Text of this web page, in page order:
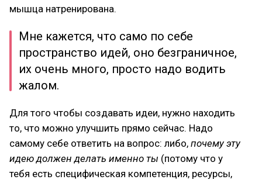
мышца натренирована.
Мне кажется, что само по себе
пространство идей, оно безграничное,
их очень много, просто надо водить
жалом.
Для того чтобы создавать идеи, нужно находить
то, что можно улучшить прямо сейчас. Надо
самому себе ответить на вопрос: либо, почему эту
идею должен делать именно ты (потому что у
тебя есть специфическая компетенция, ресурсы,